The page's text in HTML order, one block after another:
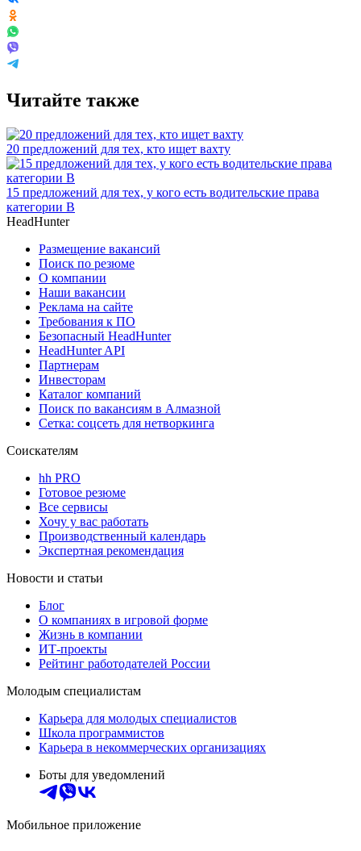
Читайте также
20 предложений для тех, кто ищет вахту
15 предложений для тех, у кого есть водительские права
категории В
HeadHunter
Размещение вакансий
Поиск по резюме
О компании
Наши вакансии
Реклама на сайте
Требования к ПО
Безопасный HeadHunter
HeadHunter API
Партнерам
Инвесторам
Каталог компаний
Поиск по вакансиям в Алмазной
Сетка: соцсеть для нетворкинга
Соискателям
hh PRO
Готовое резюме
Все сервисы
Хочу у вас работать
Производственный календарь
Экспертная рекомендация
Новости и статьи
Блог
О компаниях в игровой форме
Жизнь в компании
ИТ-проекты
Рейтинг работодателей России
Молодым специалистам
Карьера для молодых специалистов
Школа программистов
Карьера в некоммерческих организациях
Боты для уведомлений
Мобильное приложение